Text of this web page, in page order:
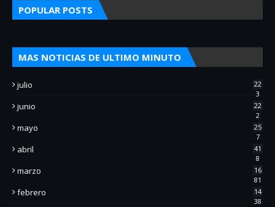
POPULAR POSTS
MAS NOTICIAS DE ULTIMO MINUTO
julio
22
3
junio
22
2
mayo
25
7
abril
41
8
marzo
16
81
febrero
14
38